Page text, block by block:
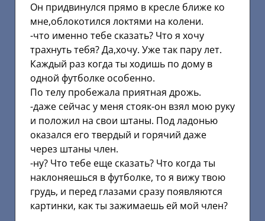
Он придвинулся прямо в кресле ближе ко
мне,облокотился локтями на колени.
-что именно тебе сказать? Что я хочу
трахнуть тебя? Да,хочу. Уже так пару лет.
Каждый раз когда ты ходишь по дому в
одной футболке особенно.
По телу пробежала приятная дрожь.
-даже сейчас у меня стояк-он взял мою руку
и положил на свои штаны. Под ладонью
оказался его твердый и горячий даже
через штаны член.
-ну? Что тебе еще сказать? Что когда ты
наклоняешься в футболке, то я вижу твою
грудь, и перед глазами сразу появляются
картинки, как ты зажимаешь ей мой член?